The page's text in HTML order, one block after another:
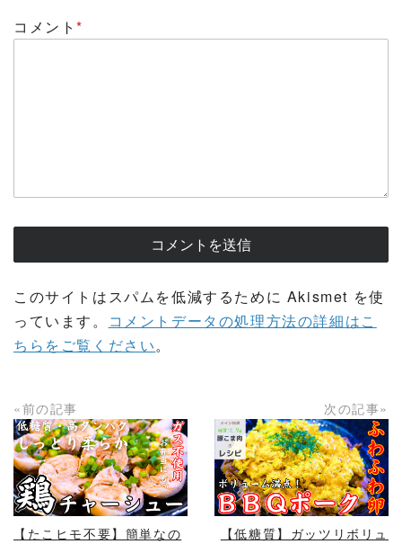
コメント*
このサイトはスパムを低減するために Akismet を使
っています。
コメントデータの処理方法の詳細はこ
ちらをご覧ください。
«前の記事
READ MORE
【たこヒモ不要】簡単なの
次の記事»
READ MORE
【低糖質】ガッツリボリュ